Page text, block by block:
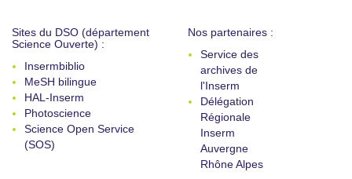
Sites du DSO (département
Science Ouverte) :
Insermbiblio
MeSH bilingue
HAL-Inserm
Photoscience
Science Open Service
(SOS)
Nos partenaires :
Service des
archives de
l'Inserm
Délégation
Régionale
Inserm
Auvergne
Rhône Alpes